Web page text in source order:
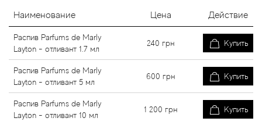
Наименование Цена Действие
Распив Parfums de Marly
Layton - отливант 1.7 мл
240 грн Купить
Распив Parfums de Marly
Layton - отливант 5 мл
600 грн Купить
Распив Parfums de Marly
Layton - отливант 10 мл
1 200 грн Купить